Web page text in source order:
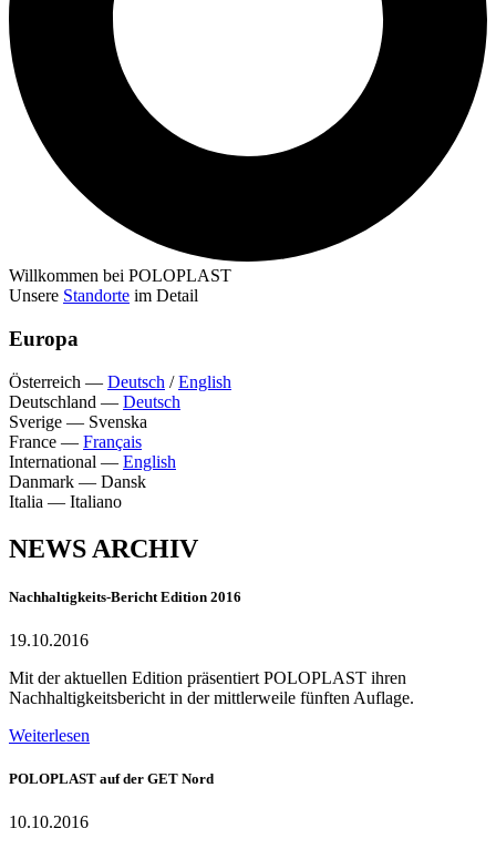
Willkommen bei POLOPLAST
Unsere Standorte im Detail
Europa
Österreich — Deutsch /English
Deutschland — Deutsch
Sverige — Svenska
France — Français
International — English
Danmark — Dansk
Italia — Italiano
NEWS ARCHIV
Nachhaltigkeits-Bericht Edition 2016
19.10.2016
Mit der aktuellen Edition präsentiert POLOPLAST ihren
Nachhaltigkeitsbericht in der mittlerweile fünften Auflage.
Weiterlesen
POLOPLAST auf der GET Nord
10.10.2016